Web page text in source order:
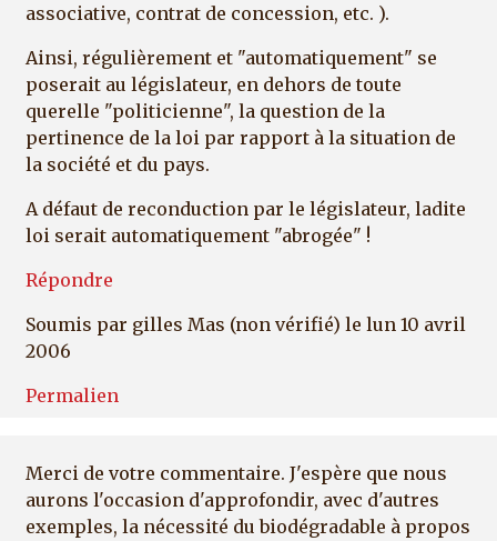
associative, contrat de concession, etc. ).
Ainsi, régulièrement et "automatiquement" se
poserait au législateur, en dehors de toute
querelle "politicienne", la question de la
pertinence de la loi par rapport à la situation de
la société et du pays.
A défaut de reconduction par le législateur, ladite
loi serait automatiquement "abrogée" !
Répondre
Soumis par gilles Mas (non vérifié) le lun 10 avril
2006
Permalien
Merci de votre commentaire. J'espère que nous
aurons l'occasion d'approfondir, avec d'autres
exemples, la nécessité du biodégradable à propos